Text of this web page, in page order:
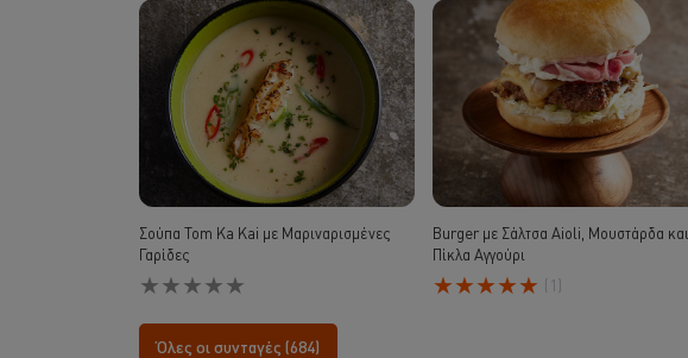
Σούπα Tom Ka Kai με Μαριναρισμένες
Γαρίδες
Δεν
υποβλήθηκαν
αξιολογήσεις
για
Burger με Σάλτσα Aioli, Μουστάρδα και
Πίκλα Αγγούρι
Η
μέση
(1)
Όλες οι συνταγές (684)